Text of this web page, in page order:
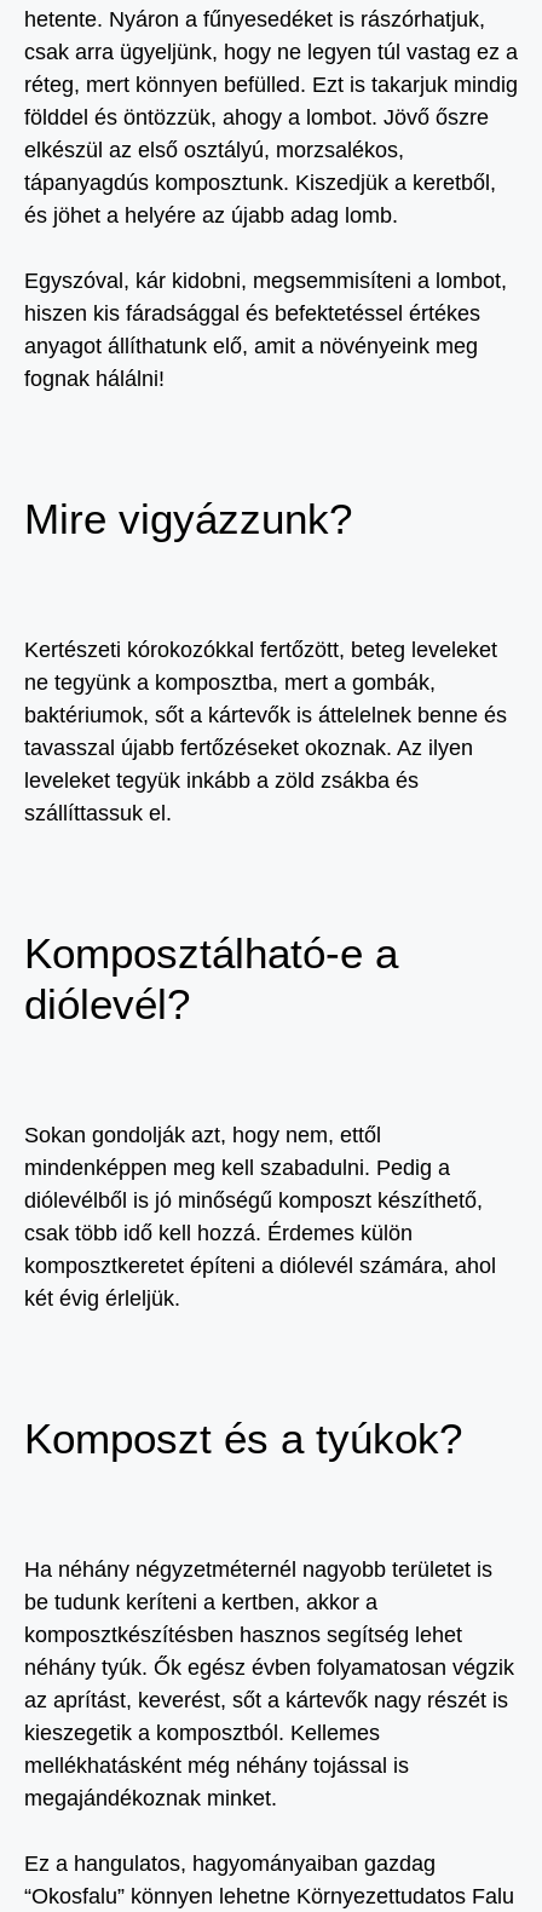
hetente. Nyáron a fűnyesedéket is rászórhatjuk,
csak arra ügyeljünk, hogy ne legyen túl vastag ez a
réteg, mert könnyen befülled. Ezt is takarjuk mindig
földdel és öntözzük, ahogy a lombot. Jövő őszre
elkészül az első osztályú, morzsalékos,
tápanyagdús komposztunk. Kiszedjük a keretből,
és jöhet a helyére az újabb adag lomb.
Egyszóval, kár kidobni, megsemmisíteni a lombot,
hiszen kis fáradsággal és befektetéssel értékes
anyagot állíthatunk elő, amit a növényeink meg
fognak hálálni!
Mire vigyázzunk?
Kertészeti kórokozókkal fertőzött, beteg leveleket
ne tegyünk a komposztba, mert a gombák,
baktériumok, sőt a kártevők is áttelelnek benne és
tavasszal újabb fertőzéseket okoznak. Az ilyen
leveleket tegyük inkább a zöld zsákba és
szállíttassuk el.
Komposztálható-e a
diólevél?
Sokan gondolják azt, hogy nem, ettől
mindenképpen meg kell szabadulni. Pedig a
diólevélből is jó minőségű komposzt készíthető,
csak több idő kell hozzá. Érdemes külön
komposztkeretet építeni a diólevél számára, ahol
két évig érleljük.
Komposzt és a tyúkok?
Ha néhány négyzetméternél nagyobb területet is
be tudunk keríteni a kertben, akkor a
komposztkészítésben hasznos segítség lehet
néhány tyúk. Ők egész évben folyamatosan végzik
az aprítást, keverést, sőt a kártevők nagy részét is
kieszegetik a komposztból. Kellemes
mellékhatásként még néhány tojással is
megajándékoznak minket.
Ez a hangulatos, hagyományaiban gazdag
“Okosfalu” könnyen lehetne Környezettudatos Falu